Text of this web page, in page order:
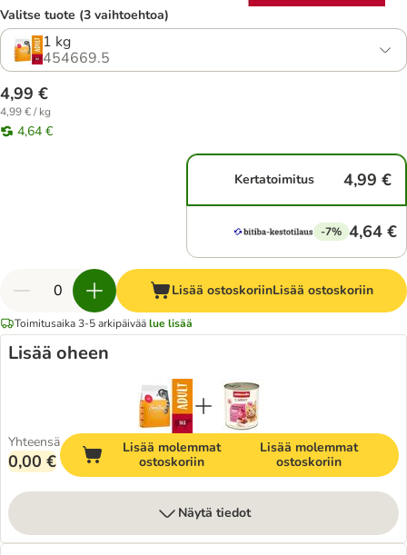
Valitse tuote (3 vaihtoehtoa)
1 kg
454669.5
4,99 €
4,99 € / kg
4,64 €
Kertatoimitus 4,99 €
-7% 4,64 €
Lisää ostoskoriinLisää ostoskoriin
Toimitusaika 3-5 arkipäiväälue lisää
Lisää oheen
Yhteensä
0,00 €
Lisää molemmat
ostoskoriin
Lisää molemmat
ostoskoriin
Näytä tiedot